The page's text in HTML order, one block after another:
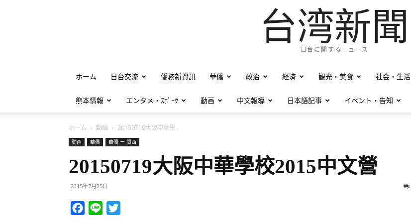
台湾新聞
日台に関するニュース
ホーム 日台交流 僑務新資訊 華僑 政治 経済 観光・美食 社会・生活
熊本情報 エンタメ・ｽﾎﾟｰﾂ 動画 中文報導 日本語記事 イベント・告知
ホーム 動画 20150719大阪中華學...
動画 華僑 華僑 ー 関西
20150719大阪中華學校2015中文營
2015年7月25日
Facebook
Line